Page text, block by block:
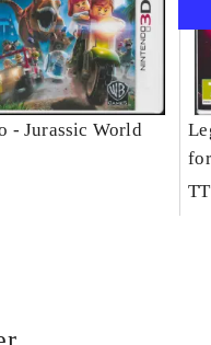
- Jurassic World